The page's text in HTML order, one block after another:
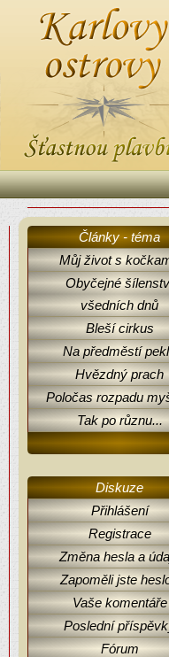
Články - téma
Můj život s
Obyčejné
všedních dnů
Bleší cirkus
Na předměstí
Hvězdný prach
Poločas rozpadu
Tak po různu...
Diskuze
Přihlášení
Registrace
Změna hesla a
Zapoměli jste
Vaše komentáře
Poslední
Fórum